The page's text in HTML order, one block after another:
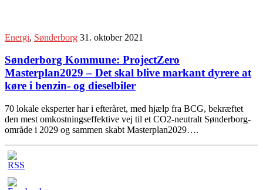
Energi, Sønderborg 31. oktober 2021
Sønderborg Kommune: ProjectZero
Masterplan2029 – Det skal blive markant dyrere at
køre i benzin- og dieselbiler
70 lokale eksperter har i efteråret, med hjælp fra BCG, bekræftet
den mest omkostningseffektive vej til et CO2-neutralt Sønderborg-
område i 2029 og sammen skabt Masterplan2029….